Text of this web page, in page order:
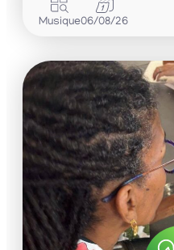
Musique06/08/26